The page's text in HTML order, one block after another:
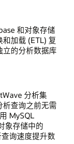
和对象存储
加载 (ETL) 复
立的分析数据库
分析集
查询之前无需
MySQL
象存储中的
询速度提升数